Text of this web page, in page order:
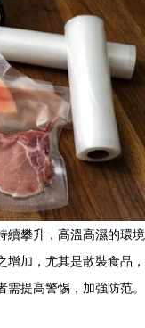
續攀升，高溫高濕的環境
加，尤其是散裝食品，
提高警惕，加強防范。